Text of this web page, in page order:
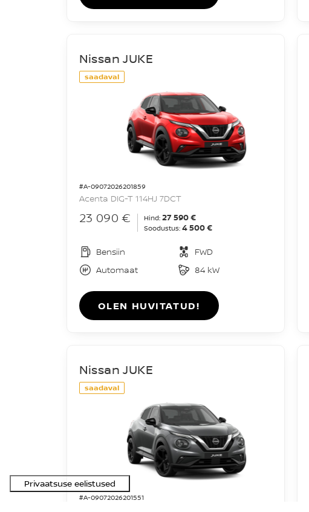
saadaval
#A-09072026201859
Nissan JUKE
Acenta DIG-T 114HJ 7DCT
23 090 € Hind: 27 590 €
Soodustus: 4 500 €
Bensiin
FWD
Automaat
84 kW
OLEN HUVITATUD!
saadaval
#A-09072026201551
Nissan JUKE